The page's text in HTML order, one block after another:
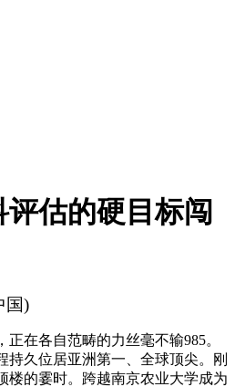
估的硬目标闯
国)
在各自范畴的力丝毫不输985。
持久位居亚洲第一、全球顶尖。刚
楼的霎时。跨越南京农业大学成为